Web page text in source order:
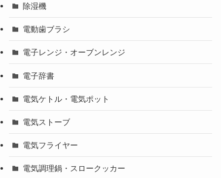
除湿機
電動歯ブラシ
電子レンジ・オーブンレンジ
電子辞書
電気ケトル・電気ポット
電気ストーブ
電気フライヤー
電気調理鍋・スロークッカー